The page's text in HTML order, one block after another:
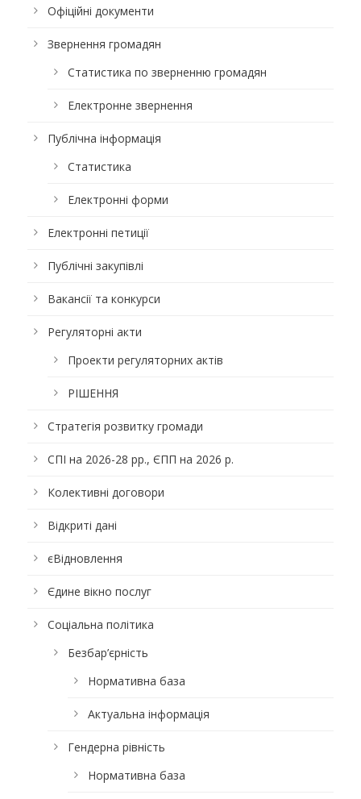
Офіційні документи
Звернення громадян
Статистика по зверненню громадян
Електронне звернення
Публічна інформація
Статистика
Електронні форми
Електронні петиції
Публічні закупівлі
Вакансії та конкурси
Регуляторні акти
Проекти регуляторних актів
РІШЕННЯ
Стратегія розвитку громади
СПІ на 2026-28 рр., ЄПП на 2026 р.
Колективні договори
Відкриті дані
єВідновлення
Єдине вікно послуг
Соціальна політика
Безбар’єрність
Нормативна база
Актуальна інформація
Гендерна рівність
Нормативна база